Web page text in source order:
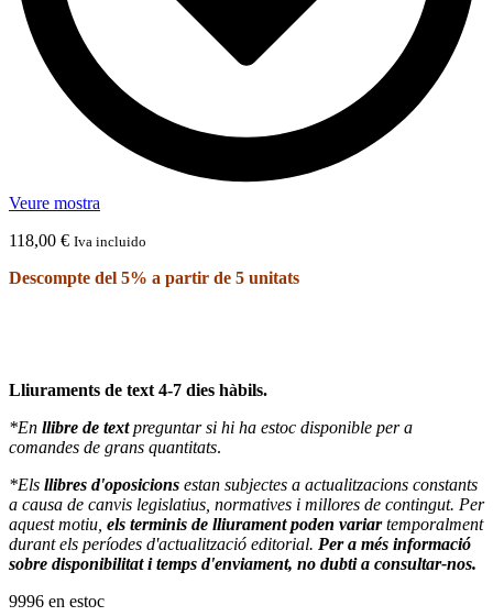
Veure mostra
118,00 € Iva incluido
Descompte del 5% a partir de 5 unitats
Lliuraments de text 4-7 dies hàbils.
*En llibre de textpreguntar si hi ha estoc disponible per a
comandes de grans quantitats.
*Els llibres d'oposicions estan subjectes a actualitzacions constants
a causa de canvis legislatius, normatives i millores de contingut. Per
aquest motiu, els terminis de lliurament poden variartemporalment
durant els períodes d'actualització editorial. Per a més informació
sobre disponibilitat i temps d'enviament, no dubti a consultar-nos.
9996 en estoc